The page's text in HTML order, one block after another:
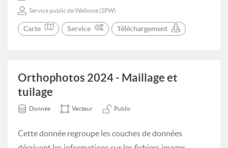
Service public de Wallonie (SPW)
Carte Service Téléchargement
Orthophotos 2024 - Maillage et
tuilage
Donnée Vecteur Public
Cette donnée regroupe les couches de données